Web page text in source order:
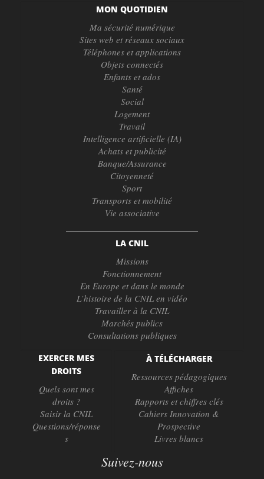
MON QUOTIDIEN
Ma sécurité numérique
Sites web et réseaux sociaux
Téléphones et applications
Objets connectés
Enfants et ados
Santé
Social
Logement
Travail
Intelligence artificielle (IA)
Achats et publicité
Banque/Assurance
Citoyenneté
Sport
Transports et mobilité
Vie associative
LA CNIL
Missions
Fonctionnement
En Europe et dans le monde
L’histoire de la CNIL en vidéo
Travailler à la CNIL
Marchés publics
Consultations publiques
EXERCER MES
DROITS
Quels sont mes
droits ?
Saisir la CNIL
Questions/réponse
s
À TÉLÉCHARGER
Ressources pédagogiques
Affiches
Rapports et chiffres clés
Cahiers Innovation &
Prospective
Livres blancs
Suivez-nous